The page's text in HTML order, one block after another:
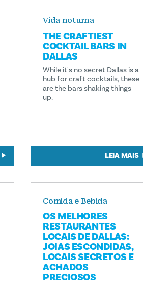
Vida noturna
THE CRAFTIEST
COCKTAIL BARS IN
DALLAS
While it's no secret Dallas is a
hub for craft cocktails, these
are the bars shaking things
up.
LEIA MAIS
Comida e Bebida
OS MELHORES
RESTAURANTES
LOCAIS DE DALLAS:
JOIAS ESCONDIDAS,
LOCAIS SECRETOS E
ACHADOS
PRECIOSOS